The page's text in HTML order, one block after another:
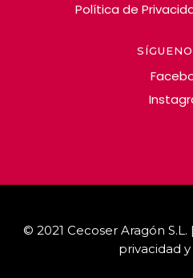
Política de
© 2021 Cecoser Aragón S.L. |
privacidad